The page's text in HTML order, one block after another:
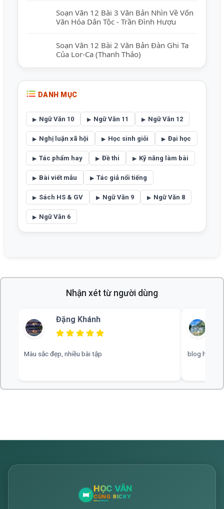
Soạn Văn 12 Bài 3 Văn Bản Nhìn Về Vốn
Văn Hóa Dân Tộc - Trần Đình Hượu
Soạn Văn 12 Bài 2 Văn Bản Đàn Ghi Ta
Của Lor-Ca (Thanh Thảo)
DANH MỤC
Ngữ Văn 10 Ngữ Văn 11 Ngữ Văn 12
Nghị luận xã hội Học sinh giỏi Đại học
Tác phẩm hay Đề thi Kỹ năng làm bài
Bài viết mẫu Tác giả nổi tiếng
Sách HS & GV Ngữ Văn 9 Ngữ Văn 8
Ngữ Văn 6
Nhận xét từ người dùng
Bùi Thu
blog hay, chuyên nghiệp, rất mong nhiều đáp án hơn web hay,